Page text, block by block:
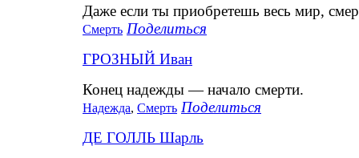
Даже если ты приобретешь весь мир,
Смерть Поделиться
ГРОЗНЫЙ Иван
Конец надежды — начало смерти.
Надежда, Смерть Поделиться
ДЕ ГОЛЛЬ Шарль